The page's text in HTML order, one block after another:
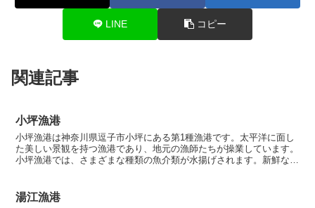
LINE コピー
関連記事
小坪漁港
小坪漁港は神奈川県逗子市小坪にある第1種漁港です。太平洋に面し
た美しい景観を持つ漁港であり、地元の漁師たちが操業しています。
小坪漁港では、さまざまな種類の魚介類が水揚げされます。新鮮な魚
湯江漁港